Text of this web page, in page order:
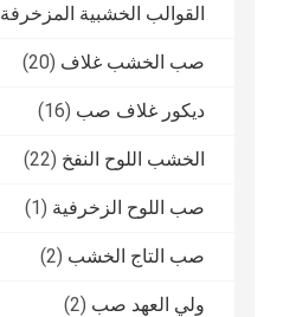
القوالب الخشبية المزخرفة
صب الخشب غلاف (20)
ديكور غلاف صب (16)
الخشب اللوح النفخ (22)
صب اللوح الزخرفية (1)
صب التاج الخشب (2)
ولي العهد صب (2)